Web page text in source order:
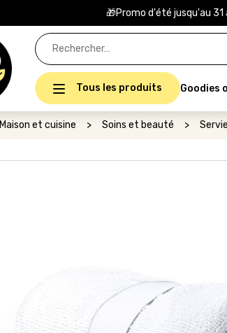
🎁Promo d'été jusqu'au
Rechercher :
Tous les produits Goodies
Maison et cuisine > Soins et beauté >